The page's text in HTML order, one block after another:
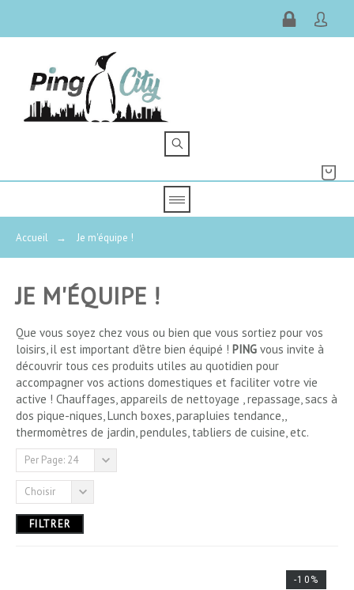
Accueil → Je m'équipe !
PRIX
3,00 € - 180,00 €
JE M'ÉQUIPE !
Que vous soyez chez vous ou bien que vous sortiez pour vos
loisirs, il est important d'être bien équipé ! PING vous invite à
découvrir tous ces produits utiles au quotidien pour
accompagner vos actions domestiques et faciliter votre vie
active ! Chauffages, appareils de nettoyage , repassage, sacs à
dos pique-niques, Lunch boxes, parapluies tendance,,
thermomètres de jardin, pendules, tabliers de cuisine, etc.
Per Page: 24
Choisir
FILTRER
-10%